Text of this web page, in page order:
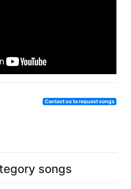
Contact us to request songs
songs